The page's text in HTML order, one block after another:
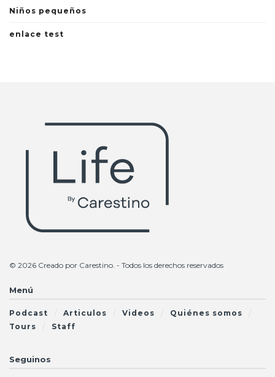
Niños pequeños
enlace test
© 2026 Creado por Carestino . - Todos los derechos reservados
Menú
Podcast Articulos Videos
Quiénes somos
Tours
Staff
Seguinos